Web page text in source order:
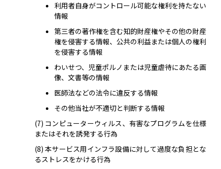
利用者自身がコントロール可能な権利を持たない
情報
第三者の著作権を含む知的財産権やその他の財産
権を侵害する情報、公共の利益または個人の権利
を侵害する情報
わいせつ、児童ポルノまたは児童虐待にあたる画
像、文書等の情報
医師法などの法令に違反する情報
その他当社が不適切と判断する情報
コンピューターウィルス、有害なプログラムを仕様
またはそれを誘発する行為
本サービス用インフラ設備に対して過度な負担とな
るストレスをかける行為